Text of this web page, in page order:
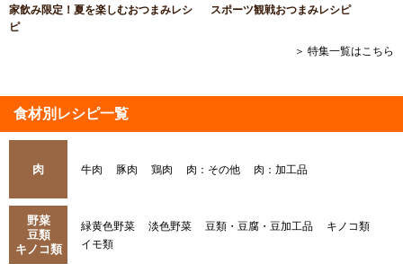
家飲み限定！夏を楽しむおつまみレシ
ピ
スポーツ観戦おつまみレシピ
＞ 特集一覧はこちら
食材別レシピ一覧
肉 牛肉 豚肉 鶏肉 肉：その他 肉：加工品
野菜
豆類
キノコ類
緑黄色野菜 淡色野菜 豆類・豆腐・豆加工品
キノコ類
イモ類